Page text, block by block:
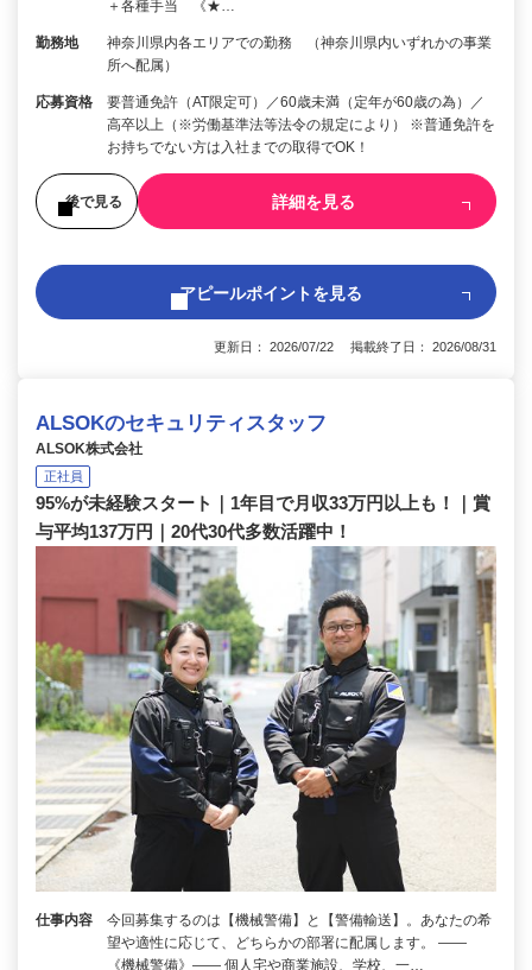
＋各種手当 《★…
勤務地
神奈川県内各エリアでの勤務 （神奈川県内いずれかの事業
所へ配属）
応募資格
要普通免許（AT限定可）／60歳未満（定年が60歳の為）／
高卒以上（※労働基準法等法令の規定により） ※普通免許を
お持ちでない方は入社までの取得でOK！
後で見る 詳細を見る
アピールポイントを見る
更新日： 2026/07/22 掲載終了日： 2026/08/31
ALSOKのセキュリティスタッフ
ALSOK株式会社
正社員
95%が未経験スタート｜1年目で月収33万円以上も！｜賞
与平均137万円｜20代30代多数活躍中！
仕事内容
今回募集するのは【機械警備】と【警備輸送】。あなたの希
望や適性に応じて、どちらかの部署に配属します。 ――
《機械警備》―― 個人宅や商業施設、学校、一…